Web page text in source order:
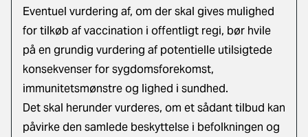
Eventuel vurdering af, om der skal gives mulighed
for tilkøb af vaccination i offentligt regi, bør hvile
på en grundig vurdering af potentielle utilsigtede
konsekvenser for sygdomsforekomst,
immunitetsmønstre og lighed i sundhed.
Det skal herunder vurderes, om et sådant tilbud kan
påvirke den samlede beskyttelse i befolkningen og